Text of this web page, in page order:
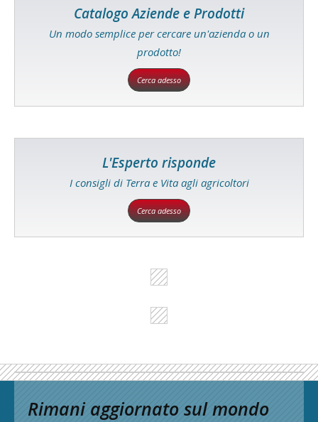
Catalogo Aziende e Prodotti
Un modo semplice per cercare un'azienda o un
prodotto!
Cerca adesso
L'Esperto risponde
I consigli di Terra e Vita agli agricoltori
Cerca adesso
Rimani aggiornato sul mondo